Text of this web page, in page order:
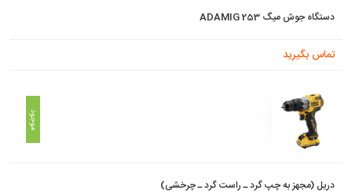
دستگاه جوش میگ ADAMIG 253
تماس بگیرید
موجود
دریل (مجهز به چپ گرد ـ راست گرد ـ چرخشی)